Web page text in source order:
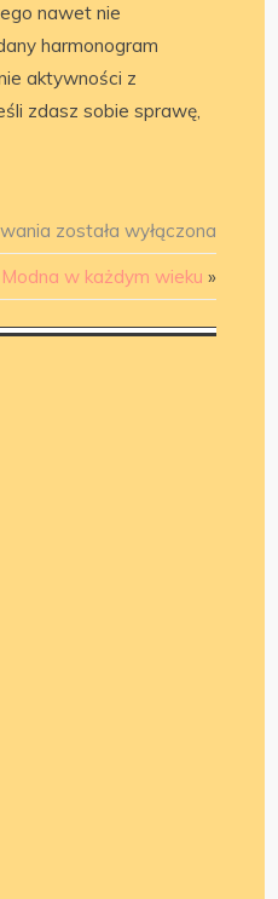
nawet nie
harmonogram
aktywności z
zdasz sobie sprawę,
została wyłączona
Modna w każdym wieku »